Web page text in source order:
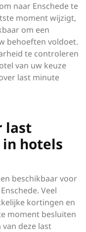
naar Enschede te
moment wijzigt,
om een
behoeften voldoet.
te controleren
van uw keuze
last minute
last
hotels
beschikbaar voor
Veel
kortingen en
moment besluiten
deze last